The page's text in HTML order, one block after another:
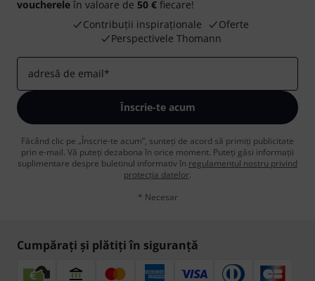
voucherele în valoare de 50 € fiecare!
Contribuții inspiraționale
Oferte
Perspectivele Thomann
adresă de email*
Înscrie-te acum
Făcând clic pe „Înscrie-te acum”, sunteți de acord să primiți publicitate
prin e-mail. Vă puteți dezabona în orice moment. Puteți găsi informații
suplimentare despre buletinul informativ în regulamentul nostru privind
protecția datelor.
* Necesar
Cumpărați și plătiți în siguranță